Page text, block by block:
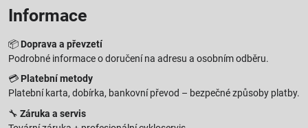
Informace
📦 Doprava a převzetí
Podrobné informace o doručení na adresu a osobním odběru.
💳 Platební metody
Platební karta, dobírka, bankovní převod – bezpečné způsoby platby.
🔧 Záruka a servis